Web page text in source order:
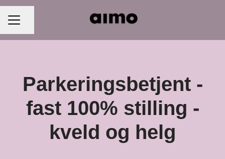
KARRIEREMENY
Del siden
Parkeringsbetjent -
fast 100% stilling -
kveld og helg